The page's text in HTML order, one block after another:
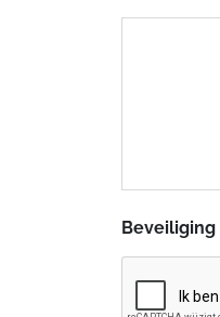
Beveiliging